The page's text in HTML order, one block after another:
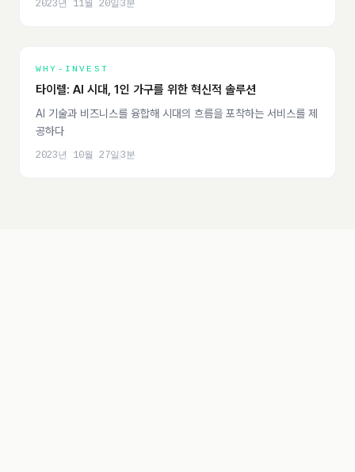
2023년 11월 20일 3분
WHY-INVEST
타이렐: AI 시대, 1인 가구를 위한 혁신적 솔루션
AI 기술과 비즈니스를 융합해 시대의 흐름을 포착하는 서비스를 제
공하다
2023년 10월 27일 3분